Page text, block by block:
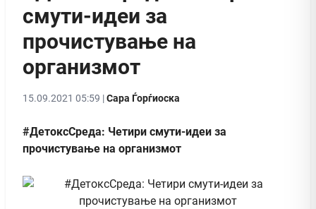
смути-идеи за
прочистување на
организмот
15.09.2021 05:59 |Сара Ѓорѓиоска
#ДетоксСреда: Четири смути-идеи за
прочистување на организмот